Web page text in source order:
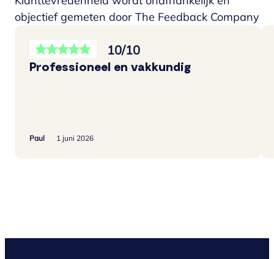
objectief gemeten door The Feedback Company
10/10
Professioneel en vakkundig
Paul 1 juni 2026